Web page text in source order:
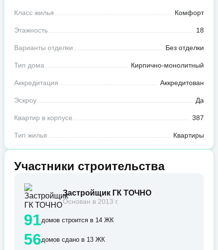
Класс жилья Комфорт
Этажность 18
Варианты отделки Без отделки
Тип дома Кирпично-монолитный
Аккредитация Аккредитован
Эскроу Да
Квартир в корпусе 387
Тип жилья Квартиры
Участники строительства
Застройщик ГК ТОЧНО
Основан в 2013 г.
91домов строится в 14 ЖК
56домов сдано в 13 ЖК